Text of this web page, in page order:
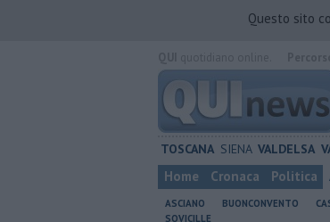
Questo sito
TOSCANA SIENA VALDELSA
Home Cronaca Politica
ASCIANO BUONCONVENTO
SOVICILLE